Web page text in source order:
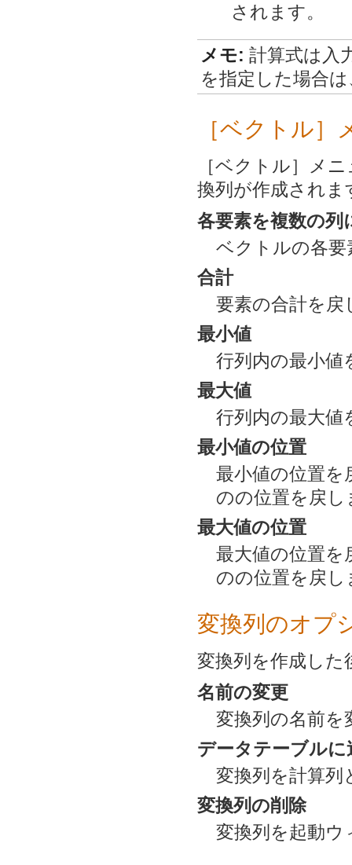
されます。
メモ: 計算式は入
を指定した場合
［ベクトル］
［ベクトル］メ
換列が作成されま
各要素を複数の列
ベクトルの各要
合計
要素の合計を戻
最小値
行列内の最小値
最大値
行列内の最大値
最小値の位置
最小値の位置を
のの位置を戻し
最大値の位置
最大値の位置を
のの位置を戻し
変換列のオプ
変換列を作成した
名前の変更
変換列の名前を
データテーブルに
変換列を計算
変換列の削除
変換列を起動